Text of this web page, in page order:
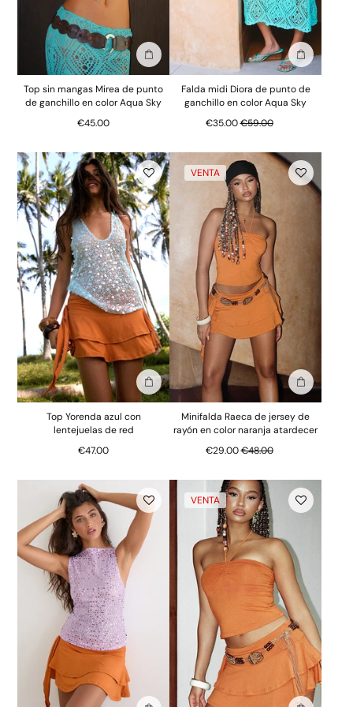
Añadir a la bolsa
Top sin mangas Mirea de punto
de ganchillo en color Aqua Sky
€45.00
Añadir a la
Falda midi Diora de punto de
ganchillo en color Aqua Sky
€35.00Precio normal
€59.00
Añadir a la bolsa
Top Yorenda azul con
lentejuelas de red
€47.00
VENTA
Añadir a la
Minifalda Raeca de jersey de
rayón en color naranja atardecer
€29.00Precio normal
€48.00
VENTA